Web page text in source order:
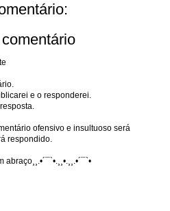
e o responderei.
ofensivo e insultuoso será
respondido.
abraço¸¸.•´¯`•.¸¸•.¸¸.•´¯`•